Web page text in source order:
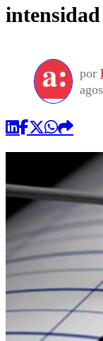
por